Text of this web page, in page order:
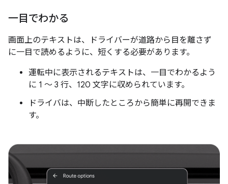
一目でわかる
画面上のテキストは、ドライバーが道路から目を離さず
に一目で読めるように、短くする必要があります。
運転中に表示されるテキストは、一目でわかるよう
に 1 ～ 3 行、120 文字に収められています。
ドライバは、中断したところから簡単に再開できま
す。